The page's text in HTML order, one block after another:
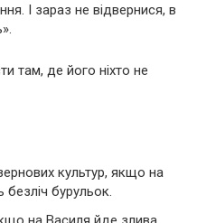
І зараз не відвернися, в
там, де його ніхто не
культур, якщо на
безліч бурульок.